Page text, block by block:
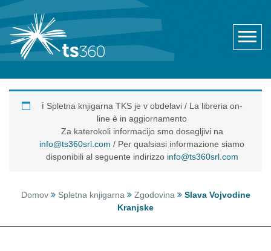
ℹ️ Spletna knjigarna TKS je v obdelavi / La libreria on-
line è in aggiornamento
Za katerokoli informacijo smo dosegljivi na
info@ts360srl.com / Per qualsiasi informazione siamo
disponibili al seguente indirizzo info@ts360srl.com
Domov Spletna knjigarna Zgodovina
Slava Vojvodine
Kranjske